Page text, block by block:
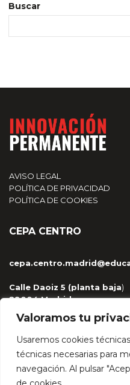
Valoramos tu
Usaremos cookies
técnicas necesarias para
navegación. Al pulsar
Buscar
AVISO LEGAL
POLÍTICA DE PRIVACIDAD
POLÍTICA DE COOKIES
CEPA CENTRO
Calle Daoiz 5 (planta baja)
28004 Madrid
915 329 959 / 681 263 430
HÉCTOR LÓPEZ BAJO